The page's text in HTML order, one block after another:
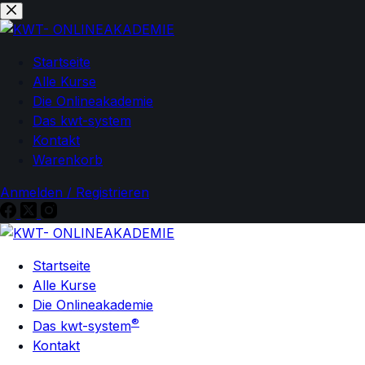
Zum
Inhalt
Zum
Inhalt
Startseite
Alle Kurse
Die Onlineakademie
Das kwt-system
Kontakt
Warenkorb
Anmelden / Registrieren
Startseite
Alle Kurse
Die Onlineakademie
Das kwt-system®
Kontakt